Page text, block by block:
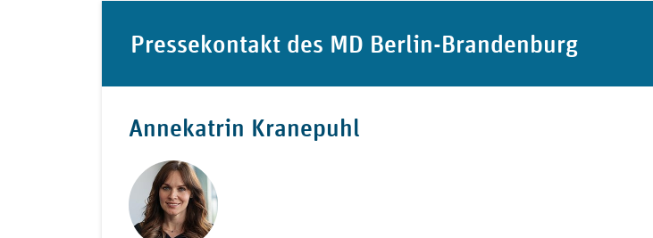
Pressekontakt des MD Berlin-Brandenburg
Annekatrin Kranepuhl